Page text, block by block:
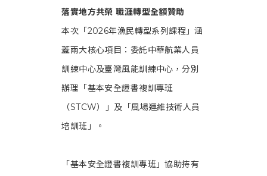
落實地方共榮 職涯轉型全額贊助
本次「2026年漁民轉型系列課程」涵
蓋兩大核心項目：委託中華航業人員
訓練中心及臺灣風能訓練中心，分別
辦理「基本安全證書複訓專班
（STCW）」及「風場運維技術人員
培訓班」。
「基本安全證書複訓專班」協助持有